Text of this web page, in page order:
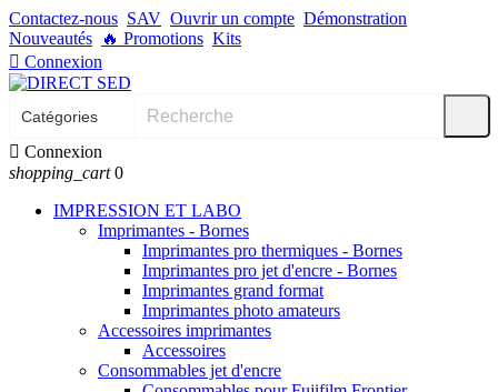
Contactez-nous SAV Ouvrir un compte Démonstration
Nouveautés
🔥 Promotions Kits
 Connexion
 Connexion
shopping_cart 0
IMPRESSION ET LABO
Imprimantes - Bornes
Imprimantes pro thermiques - Bornes
Imprimantes pro jet d'encre - Bornes
Imprimantes grand format
Imprimantes photo amateurs
Accessoires imprimantes
Accessoires
Consommables jet d'encre